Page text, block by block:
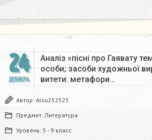
24
ДЕКАБРЬ
Аналіз «пісні про Гаявату
особи; засоби художньої
витети: метафори…
Автор: Alsu252525
Предмет: Литература
Уровень: 5 - 9 класс